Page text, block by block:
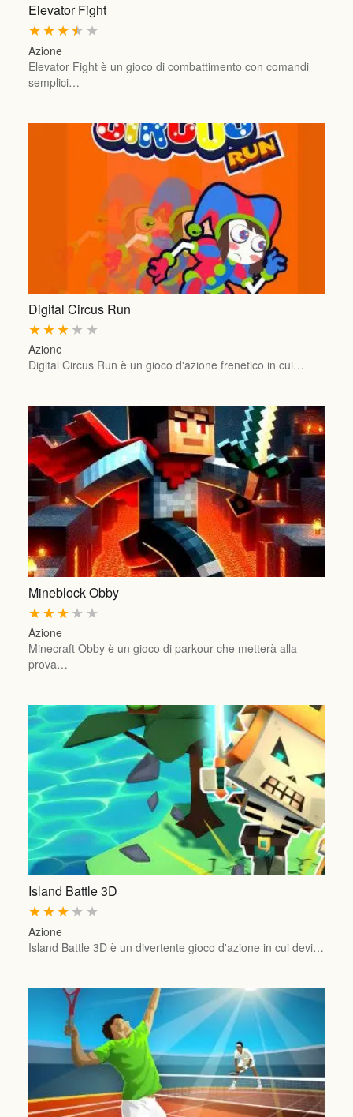
Elevator Fight
★
★
★
★
★
Azione
Elevator Fight è un gioco di combattimento con comandi
semplici…
Digital Circus Run
★
★
★
★
★
Azione
Digital Circus Run è un gioco d'azione frenetico in cui…
Mineblock Obby
★
★
★
★
★
Azione
Minecraft Obby è un gioco di parkour che metterà alla
prova…
Island Battle 3D
★
★
★
★
★
Azione
Island Battle 3D è un divertente gioco d'azione in cui devi…